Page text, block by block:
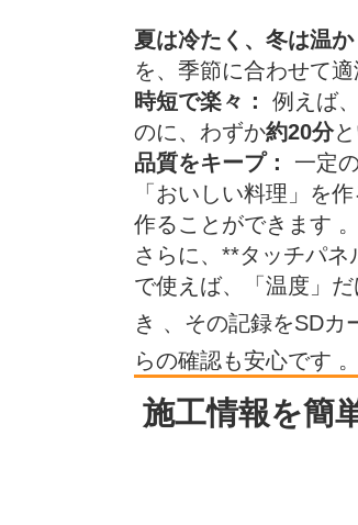
夏は冷たく、冬は温か
を、季節に合わせて
時短で楽々：
例えば
のに、わずか約20分
品質をキープ：
一定
「おいしい料理」を
作ることができます 。
さらに、**タッチパネ
で使えば、「温度」
き 、その記録をSDカ
らの確認も安心です
施工情報を簡